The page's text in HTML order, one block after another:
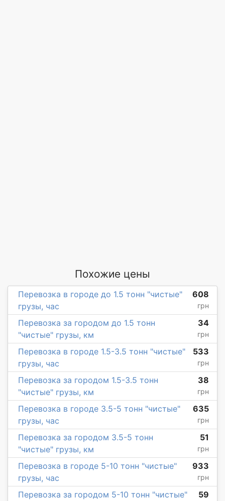
Похожие цены
Перевозка в городе до 1.5 тонн "чистые"
грузы, час
608
грн
Перевозка за городом до 1.5 тонн
"чистые" грузы, км
34
грн
Перевозка в городе 1.5-3.5 тонн "чистые"
грузы, час
533
грн
Перевозка за городом 1.5-3.5 тонн
"чистые" грузы, км
38
грн
Перевозка в городе 3.5-5 тонн "чистые"
грузы, час
635
грн
Перевозка за городом 3.5-5 тонн
"чистые" грузы, км
51
грн
Перевозка в городе 5-10 тонн "чистые"
грузы, час
933
грн
Перевозка за городом 5-10 тонн "чистые"
59